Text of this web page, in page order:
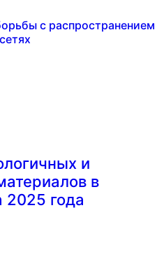
с распространением
и
в
2025 года